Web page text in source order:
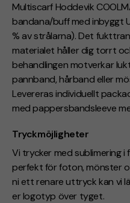
Multiscarf Hoddevik
bandana/buff med inbyggt
% av strålarna). Det
materialet håller dig torrt
behandlingen motverkar
pannband, hårband eller
Levereras individuellt
med pappersbandsleeve
Tryckmöjligheter
Vi trycker med sublimering
perfekt för foton, mönster
ni ett renare uttryck kan vi
er logotyp över tyget.